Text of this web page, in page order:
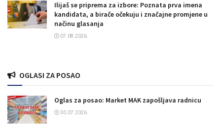
Ilijaš se priprema za izbore: Poznata prva imena
kandidata, a birače očekuju i značajne promjene u
načinu glasanja
07.08.2026.
OGLASI ZA POSAO
Oglas za posao: Market MAK zapošljava radnicu
30.07.2026.